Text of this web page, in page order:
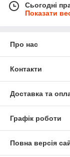
Сьогодні
Показати
Про нас
Контакти
Доставка та
Графік роботи
Повна версія